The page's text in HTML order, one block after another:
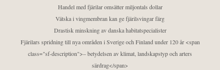
Handel med fjärilar omsätter miljontals dollar
Vätska i vingmembran kan ge fjärilsvingar färg
Drastisk minskning av danska habitatspecialister
Fjärilars spridning till nya områden i Sverige och Finland under 120 år <span
class="sf-description">– betydelsen av klimat, landskapstyp och arters
särdrag</span>